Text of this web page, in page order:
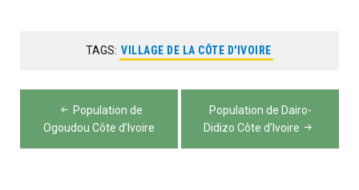
TAGS: VILLAGE DE LA CÔTE D'IVOIRE
Navigation
de
Population de
Ogoudou Côte d’Ivoire
Population de Dairo-
Didizo Côte d’Ivoire